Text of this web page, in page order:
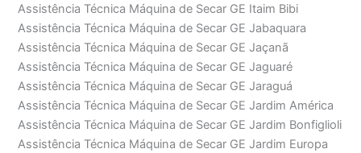
Assistência Técnica Máquina de Secar GE Itaim Bibi
Assistência Técnica Máquina de Secar GE Jabaquara
Assistência Técnica Máquina de Secar GE Jaçanã
Assistência Técnica Máquina de Secar GE Jaguaré
Assistência Técnica Máquina de Secar GE Jaraguá
Assistência Técnica Máquina de Secar GE Jardim América
Assistência Técnica Máquina de Secar GE Jardim Bonfiglioli
Assistência Técnica Máquina de Secar GE Jardim Europa